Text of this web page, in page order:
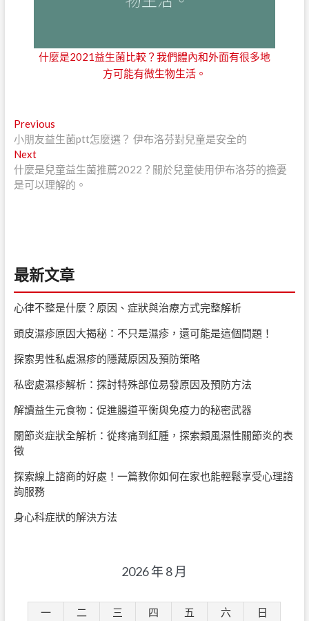
什麼是2021益生菌比較？我們體內和外面有很多地
方可能有微生物生活。
文
章
導
覽
PreviousPrevious
post:
小朋友益生菌ptt怎麼選？ 伊布洛芬對兒童是安全的
NextNext
post:
什麼是兒童益生菌推薦2022？關於兒童使用伊布洛芬的擔憂
是可以理解的。
最新文章
心律不整是什麼？原因、症狀與治療方式完整解析
頭皮濕疹原因大揭秘：不只是濕疹，還可能是這個問題！
探索男性私處濕疹的隱藏原因及預防策略
私密處濕疹解析：探討特殊部位易發原因及預防方法
解讀益生元食物：促進腸道平衡與免疫力的秘密武器
關節炎症狀全解析：從疼痛到紅腫，探索類風濕性關節炎的表
徵
探索線上諮商的好處！一篇教你如何在家也能輕鬆享受心理諮
詢服務
身心科症狀的解決方法
2026 年 8 月
一 二 三 四 五 六 日